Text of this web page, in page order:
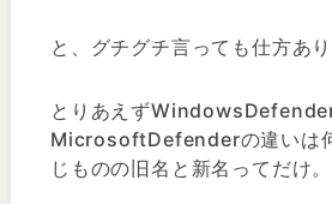
と、グチグチ言っても仕方あり
とりあえず
MicrosoftDefenderの違いは
じものの旧名と新名ってだけ。